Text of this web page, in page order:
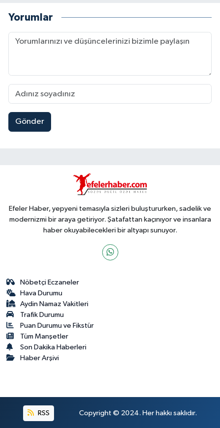
Yorumlar
Gönder
Efeler Haber, yepyeni temasıyla sizleri buluştururken, sadelik ve
modernizmi bir araya getiriyor. Şatafattan kaçınıyor ve insanlara
haber okuyabilecekleri bir altyapı sunuyor.
Nöbetçi Eczaneler
Hava Durumu
Aydin Namaz Vakitleri
Trafik Durumu
Puan Durumu ve Fikstür
Tüm Manşetler
Son Dakika Haberleri
Haber Arşivi
RSS Copyright © 2024. Her hakkı saklıdır.